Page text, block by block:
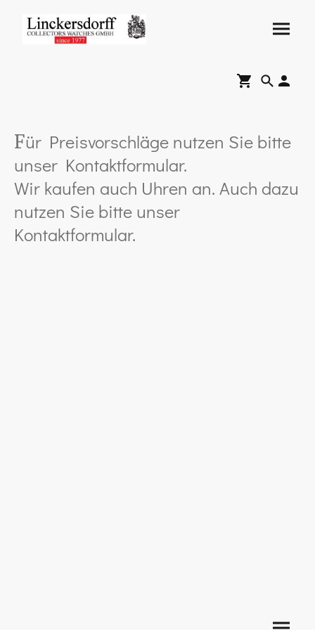
Für Preisvorschläge nutzen Sie bitte
unser Kontaktformular.
Wir kaufen auch Uhren an. Auch dazu
nutzen Sie bitte unser
Kontaktformular.